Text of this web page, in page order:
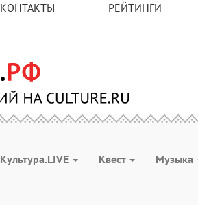
КОНТАКТЫ РЕЙТИНГИ
Культура.LIVE Квест Музыка